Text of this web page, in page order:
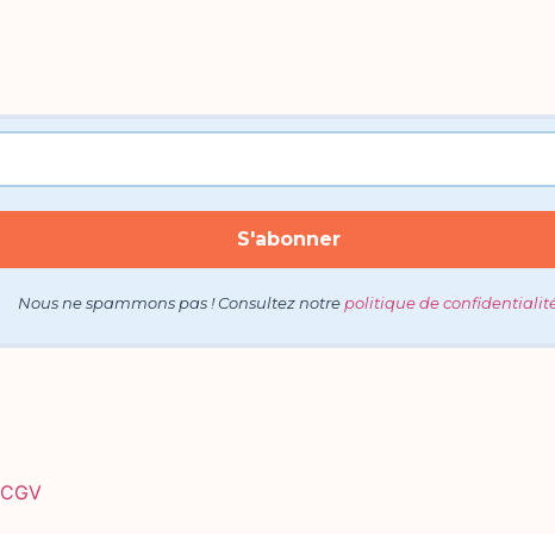
Nous ne spammons pas ! Consultez notre politique de
CGV